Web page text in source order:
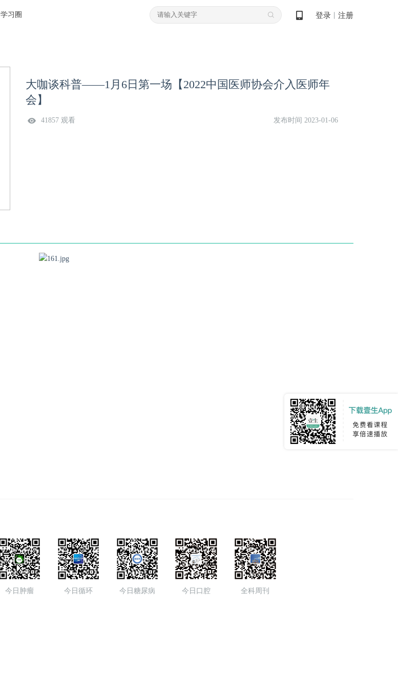
学习圈 登录 注册
大咖谈科普——1月6日第一场【2022中国医师协会介入医师年
会】
41857 观看 发布时间 2023-01-06
今日肿瘤 今日循环 今日糖尿病 今日口腔 全科周刊